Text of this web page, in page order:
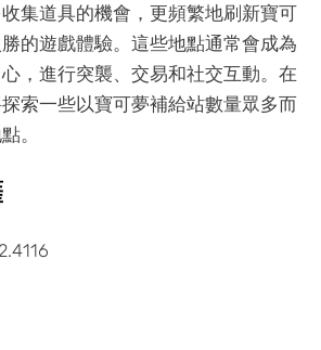
集道具的機會，更頻繁地刷新寶可
的遊戲體驗。這些地點通常會成為
，進行突襲、交易和社交互動。在
索一些以寶可夢補給站數量眾多而
。